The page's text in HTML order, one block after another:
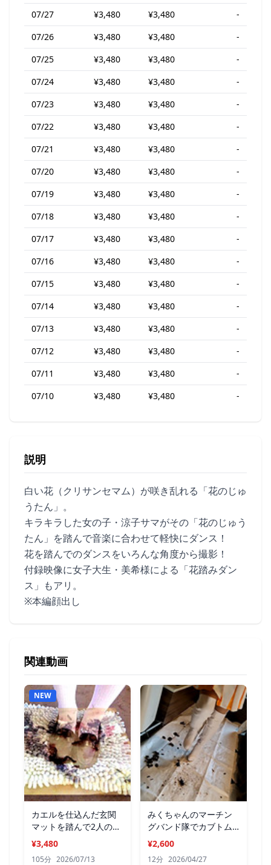
07/27 ¥3,480 ¥3,480
-
07/26
¥3,480 ¥3,480
-
07/25
¥3,480 ¥3,480
-
07/24
¥3,480 ¥3,480
-
07/23
¥3,480 ¥3,480
-
07/22
¥3,480 ¥3,480
-
07/21
¥3,480 ¥3,480
-
07/20
¥3,480 ¥3,480
-
07/19
¥3,480 ¥3,480
-
07/18
¥3,480 ¥3,480
-
07/17
¥3,480 ¥3,480
-
07/16
¥3,480 ¥3,480
-
07/15
¥3,480 ¥3,480
-
07/14
¥3,480 ¥3,480
-
07/13
¥3,480 ¥3,480
-
07/12
¥3,480 ¥3,480
-
07/11
¥3,480 ¥3,480
-
07/10
¥3,480 ¥3,480 -
説明
白い花（クリサンセマム）が咲き乱れる「花のじゅ
うたん」。
キラキラした女の子・涼子サマがその「花のじゅう
たん」を踏んで音楽に合わせて軽快にダンス！
花を踏んでのダンスをいろんな角度から撮影！
付録映像に女子大生・美希様による「花踏みダン
ス」もアリ。
※本編顔出し
関連動画
NEW
カエルを仕込んだ玄関
マットを踏んで2人の美
女がダンス
¥3,480
105分 2026/07/13
みくちゃんのマーチン
グバンド隊でカブトム
シCRUSH VOL2
¥2,600
12分 2026/04/27